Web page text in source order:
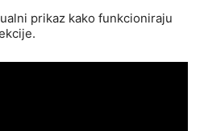
prikaz kako funkcioniraju